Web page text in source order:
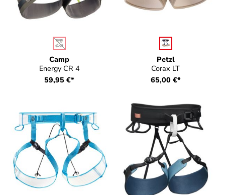
Camp
Energy CR 4
Farbeauswählen
(Diese Option ist zurzeit nicht verfügbar.)
59,95 €*
Petzl
Corax LT
Farbe
65,00 €*